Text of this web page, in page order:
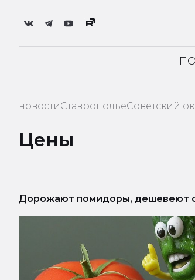
новостиСтавропольеСоветский
Цены
Дорожают помидоры, дешевеют